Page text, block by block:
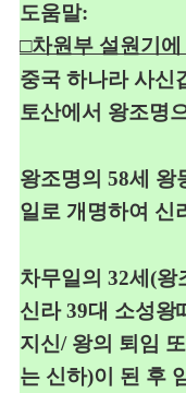
도움말:
□차원부 설원기에
중국 하나라 사신
토산에서 왕조명
왕조명의 58세 왕
일로 개명하여 신
차무일의 32세 (왕
신라39대 소성왕
지신/ 왕의 퇴임
는 신하)이 된 후